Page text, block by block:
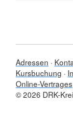
Adressen
Kursbuchung
Online-Vertrages
© 2026 DRK-